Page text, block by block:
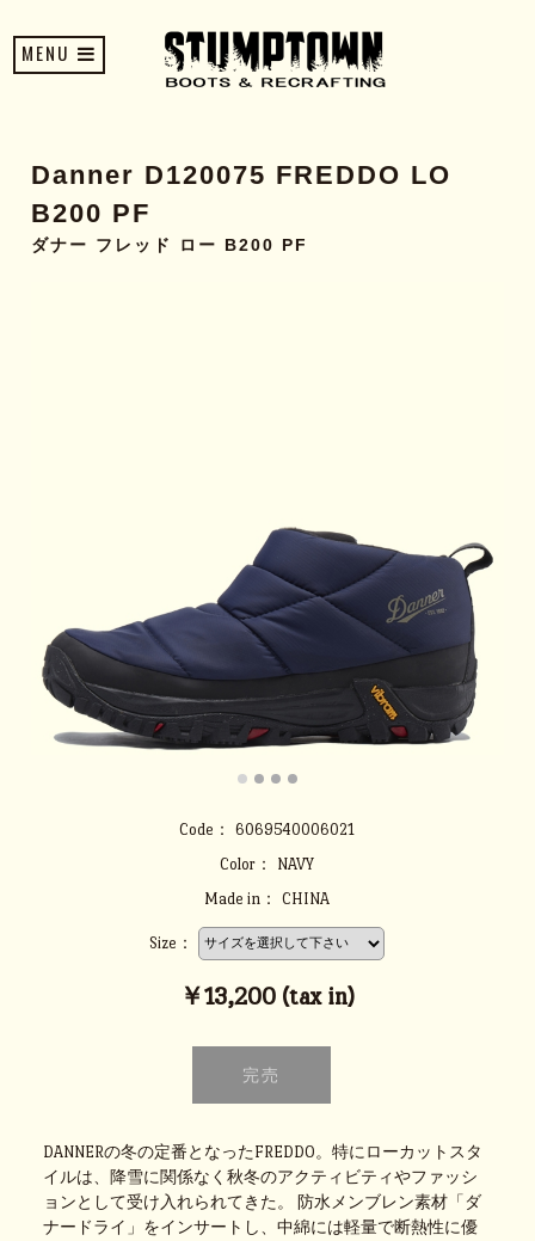
MENU
Danner D120075 FREDDO LO
B200 PF
ダナー フレッド ロー B200 PF
Code：
6069540006021
Color：
NAVY
Made in：
CHINA
Size：
￥13,200 (tax in)
DANNERの冬の定番となったFREDDO。特にローカットスタ
イルは、降雪に関係なく秋冬のアクティビティやファッシ
ョンとして受け入れられてきた。 防水メンブレン素材「ダ
ナードライ」をインサートし、中綿には軽量で断熱性に優